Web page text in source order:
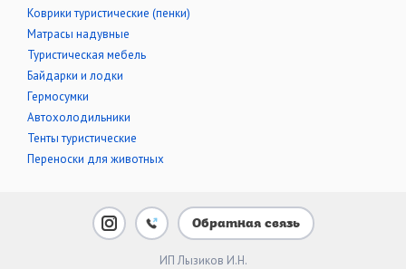
Коврики туристические (пенки)
Матрасы надувные
Туристическая мебель
Байдарки и лодки
Гермосумки
Автохолодильники
Тенты туристические
Переноски для животных
Обратная связь
ИП Лызиков И.Н.